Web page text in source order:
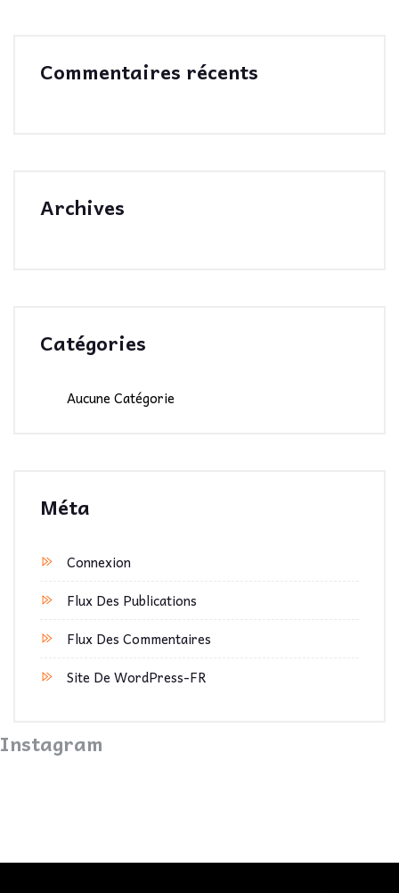
Commentaires récents
Archives
Catégories
Aucune Catégorie
Méta
Connexion
Flux Des Publications
Flux Des Commentaires
Site De WordPress-FR
Instagram